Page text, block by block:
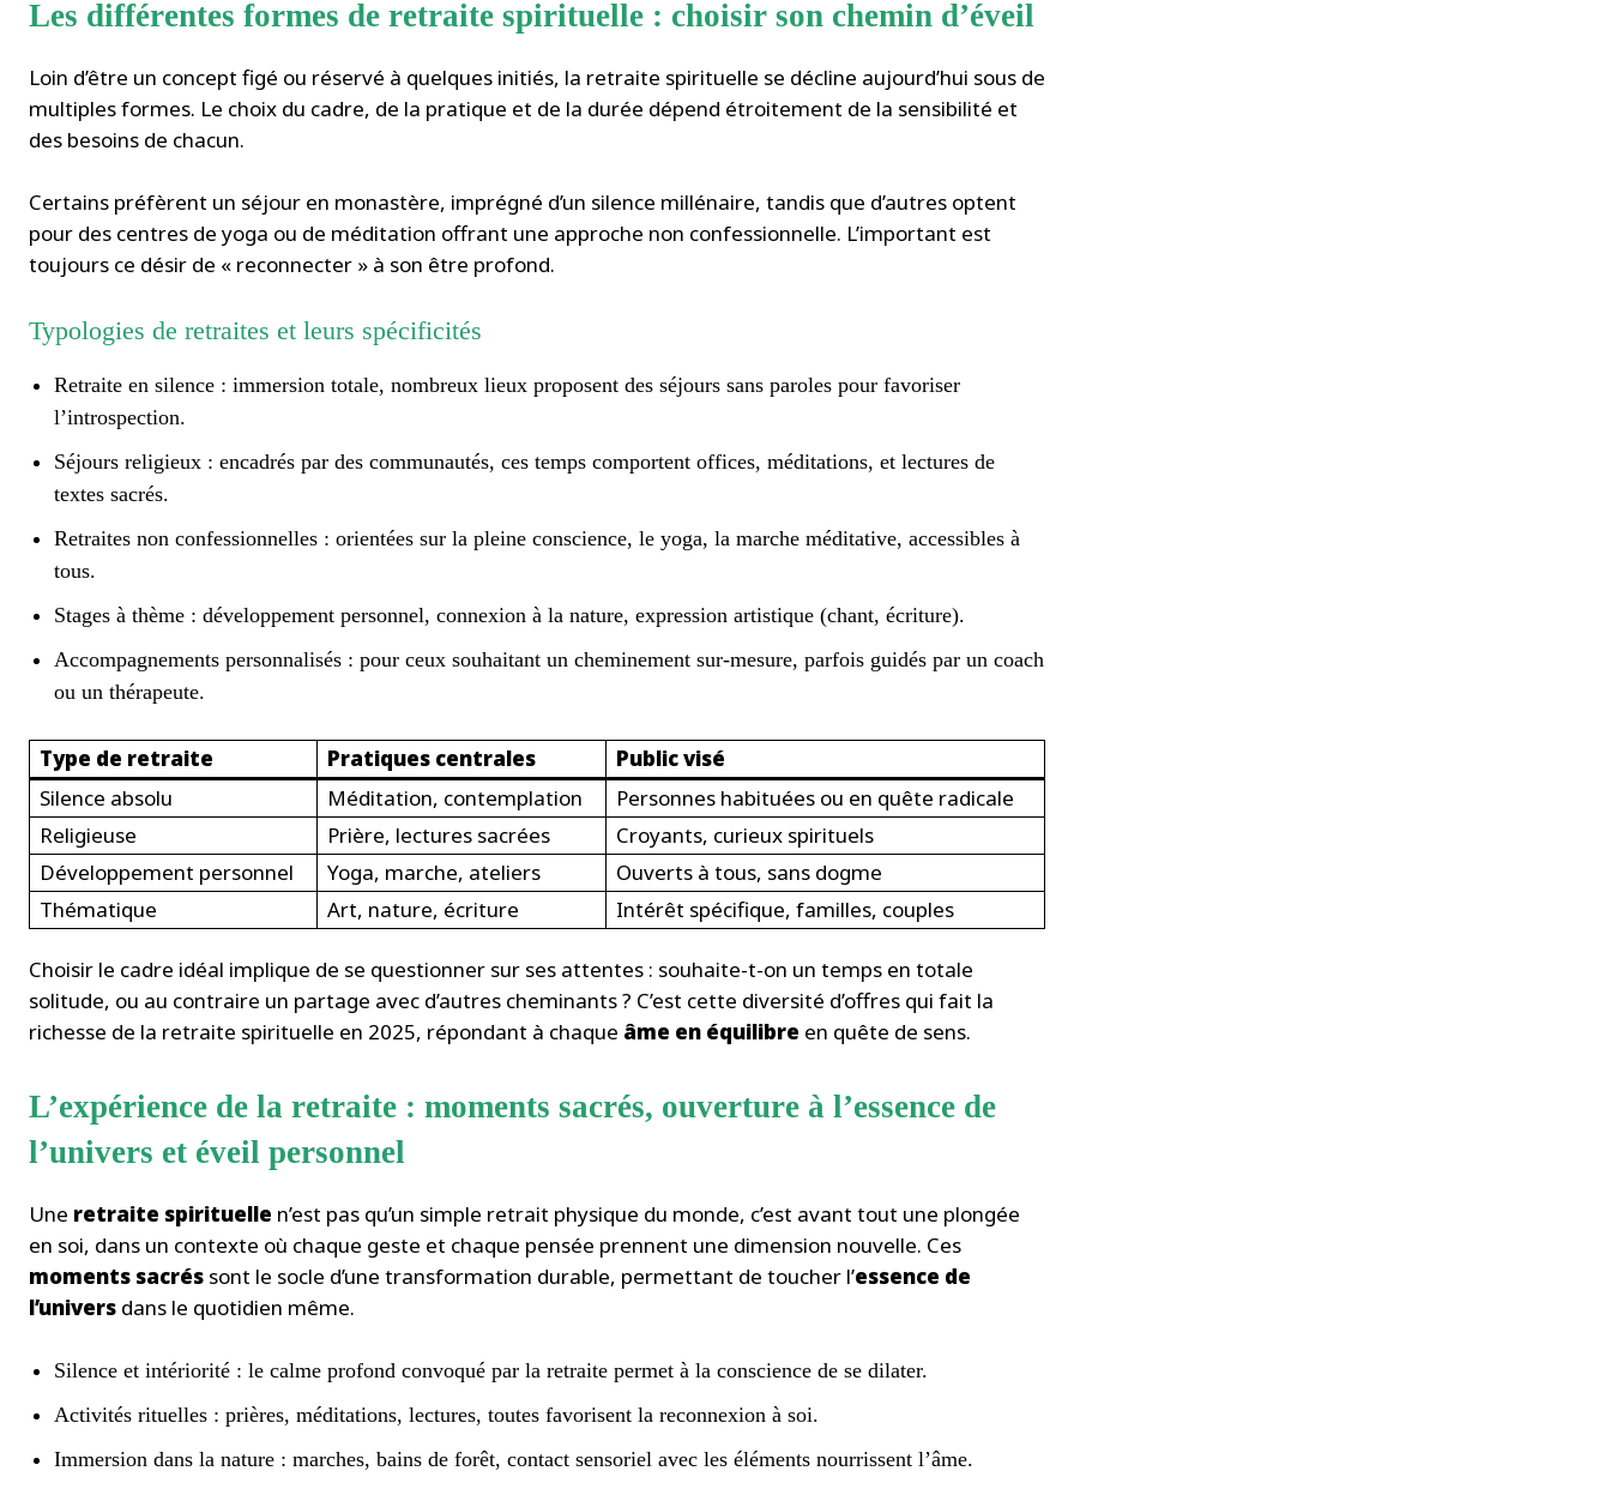
Les différentes formes de retraite spirituelle : choisir son chemin d’éveil
Loin d’être un concept figé ou réservé à quelques initiés, la retraite spirituelle se décline aujourd’hui sous de
multiples formes. Le choix du cadre, de la pratique et de la durée dépend étroitement de la sensibilité et
des besoins de chacun.
Certains préfèrent un séjour en monastère, imprégné d’un silence millénaire, tandis que d’autres optent
pour des centres de yoga ou de méditation offrant une approche non confessionnelle. L’important est
toujours ce désir de « reconnecter » à son être profond.
Typologies de retraites et leurs spécificités
Retraite en silence : immersion totale, nombreux lieux proposent des séjours sans paroles pour favoriser
l’introspection.
Séjours religieux : encadrés par des communautés, ces temps comportent offices, méditations, et lectures de
textes sacrés.
Retraites non confessionnelles : orientées sur la pleine conscience, le yoga, la marche méditative, accessibles à
tous.
Stages à thème : développement personnel, connexion à la nature, expression artistique (chant, écriture).
Accompagnements personnalisés : pour ceux souhaitant un cheminement sur-mesure, parfois guidés par un coach
ou un thérapeute.
Type de retraite Pratiques centrales
Public visé
Silence absolu
Méditation, contemplation
Personnes habituées ou en quête radicale
Religieuse
Prière, lectures sacrées
Croyants, curieux spirituels
Développement personnel
Yoga, marche, ateliers
Ouverts à tous, sans dogme
Thématique
Art, nature, écriture Intérêt spécifique, familles, couples
Choisir le cadre idéal implique de se questionner sur ses attentes : souhaite-t-on un temps en totale
solitude, ou au contraire un partage avec d’autres cheminants ? C’est cette diversité d’offres qui fait la
richesse de la retraite spirituelle en 2025, répondant à chaque âme en équilibre en quête de sens.
L’expérience de la retraite : moments sacrés, ouverture à l’essence de
l’univers et éveil personnel
Une retraite spirituelle n’est pas qu’un simple retrait physique du monde, c’est avant tout une plongée
en soi, dans un contexte où chaque geste et chaque pensée prennent une dimension nouvelle. Ces
moments sacrés sont le socle d’une transformation durable, permettant de toucher l’essence de
l’univers dans le quotidien même.
Silence et intériorité : le calme profond convoqué par la retraite permet à la conscience de se dilater.
Activités rituelles : prières, méditations, lectures, toutes favorisent la reconnexion à soi.
Immersion dans la nature : marches, bains de forêt, contact sensoriel avec les éléments nourrissent l’âme.